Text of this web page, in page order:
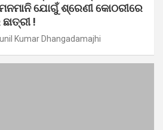
ଯୋଗୁଁ ଶ୍ରେଣୀ କୋଠରୀରେ
!
Kumar Dhangadamajhi